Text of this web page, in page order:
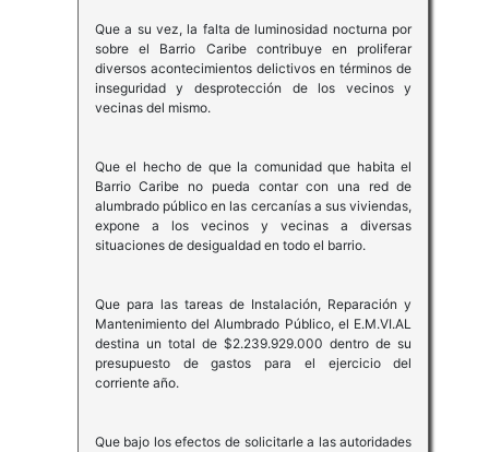
Que a su vez, la falta de luminosidad nocturna por
sobre el Barrio Caribe contribuye en proliferar
diversos acontecimientos delictivos en términos de
inseguridad y desprotección de los vecinos y
vecinas del mismo.
Que el hecho de que la comunidad que habita el
Barrio Caribe no pueda contar con una red de
alumbrado público en las cercanías a sus viviendas,
expone a los vecinos y vecinas a diversas
situaciones de desigualdad en todo el barrio.
Que para las tareas de Instalación, Reparación y
Mantenimiento del Alumbrado Público, el E.M.VI.AL
destina un total de $2.239.929.000 dentro de su
presupuesto de gastos para el ejercicio del
corriente año.
Que bajo los efectos de solicitarle a las autoridades